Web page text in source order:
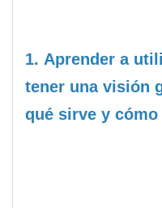
1. Aprender a
tener una visión
qué sirve y